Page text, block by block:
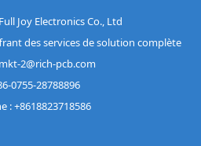
Joy Electronics Co., Ltd
des services de solution complète
2@rich-pcb.com
0755-28788896
: +8618823718586